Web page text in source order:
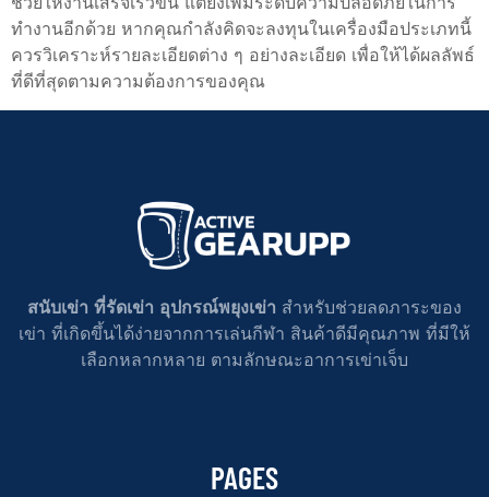
ทำงานอีกด้วย หากคุณกำลังคิดจะลงทุนในเครื่องมือประเภทนี้
ควรวิเคราะห์รายละเอียดต่าง ๆ อย่างละเอียด เพื่อให้ได้ผลลัพธ์
ที่ดีที่สุดตามความต้องการของคุณ
สนับเข่า ที่รัดเข่า อุปกรณ์พยุงเข่า สำหรับช่วยลดภาระของ
เข่า ที่เกิดขึ้นได้ง่ายจากการเล่นกีฬา สินค้าดีมีคุณภาพ ที่มีให้
เลือกหลากหลาย ตามลักษณะอาการเข่าเจ็บ
PAGES